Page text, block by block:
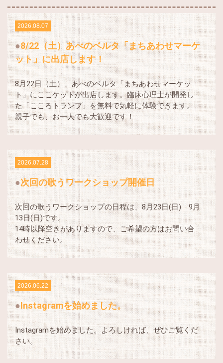
2026.08.07
8/22（土）あべのベルタ「まちあわせマーケ
ット」に出店します！
8月22日（土）、あべのベルタ「まちあわせマーケッ
ト」にここケットが出店します。臨床心理士が開発し
た「こころトランプ」を無料で気軽に体験できます。
親子でも、お一人でも大歓迎です！
2026.07.28
次回の歌うワークショップ開催日
次回の歌うワークショップの日程は、8月23日(日) 9月
13日(日)です。
14時以降空きがありますので、ご希望の方はお問い合
わせください。
2026.06.22
Instagramを始めました。
Instagramを始めました。よろしければ、ぜひご覧くだ
さい。